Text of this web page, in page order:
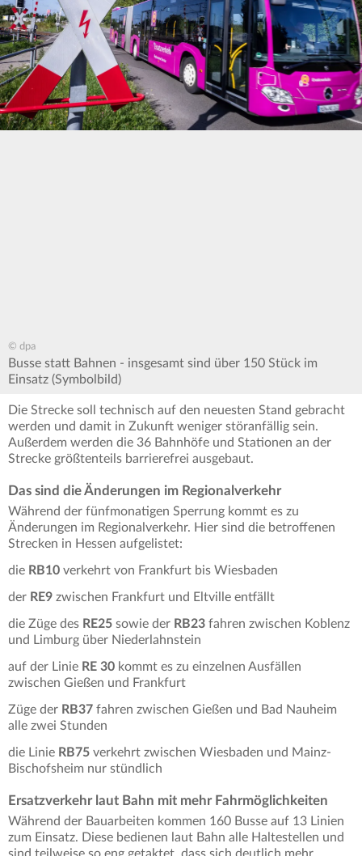
© dpa
Busse statt Bahnen - insgesamt sind über 150 Stück im
Einsatz (Symbolbild)
Die Strecke soll technisch auf den neuesten Stand gebracht
werden und damit in Zukunft weniger störanfällig sein.
Außerdem werden die 36 Bahnhöfe und Stationen an der
Strecke größtenteils barrierefrei ausgebaut.
Das sind die Änderungen im Regionalverkehr
Während der fünfmonatigen Sperrung kommt es zu
Änderungen im Regionalverkehr. Hier sind die betroffenen
Strecken in Hessen aufgelistet:
die RB10 verkehrt von Frankfurt bis Wiesbaden
der RE9 zwischen Frankfurt und Eltville entfällt
die Züge des RE25 sowie der RB23 fahren zwischen Koblenz
und Limburg über Niederlahnstein
auf der Linie RE 30 kommt es zu einzelnen Ausfällen
zwischen Gießen und Frankfurt
Züge der RB37 fahren zwischen Gießen und Bad Nauheim
alle zwei Stunden
die Linie RB75 verkehrt zwischen Wiesbaden und Mainz-
Bischofsheim nur stündlich
Ersatzverkehr laut Bahn mit mehr Fahrmöglichkeiten
Während der Bauarbeiten kommen 160 Busse auf 13 Linien
zum Einsatz. Diese bedienen laut Bahn alle Haltestellen und